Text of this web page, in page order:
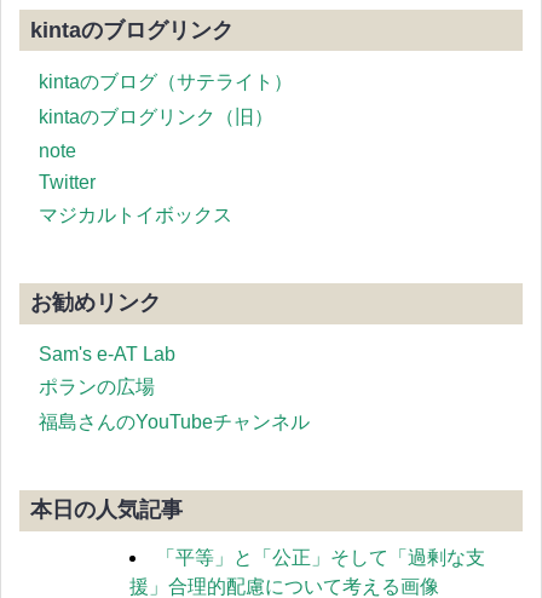
kintaのブログリンク
kintaのブログ（サテライト）
kintaのブログリンク（旧）
note
Twitter
マジカルトイボックス
お勧めリンク
Sam's e-AT Lab
ポランの広場
福島さんのYouTubeチャンネル
本日の人気記事
「平等」と「公正」そして「過剰な支
援」合理的配慮について考える画像